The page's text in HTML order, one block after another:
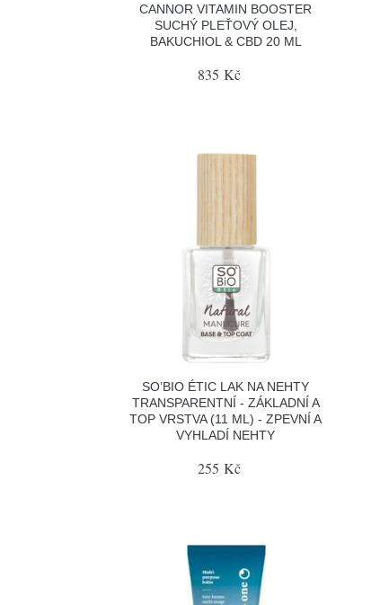
CANNOR VITAMIN BOOSTER
SUCHÝ PLEŤOVÝ OLEJ,
BAKUCHIOL & CBD 20 ML
835 Kč
SO’BIO ÉTIC LAK NA NEHTY
TRANSPARENTNÍ - ZÁKLADNÍ A
TOP VRSTVA (11 ML) - ZPEVNÍ A
VYHLADÍ NEHTY
255 Kč